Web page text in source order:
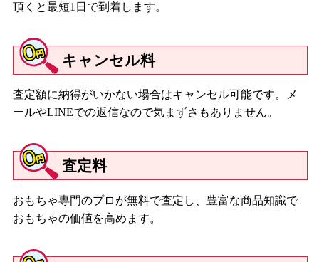
頂くと最短1日で到着します。
キャンセル料
査定額に納得がいかない場合はキャンセル可能です。メ
ールやLINEでの返信なので気まずさもありません。
査定料
おもちゃ専門のプロが無料で査定し、豊富な商品知識で
おもちゃの価値を高めます。